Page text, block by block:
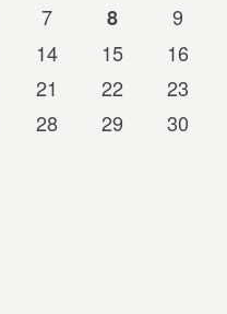
7 8
9
14 15
16
21 22
23
28 29
30